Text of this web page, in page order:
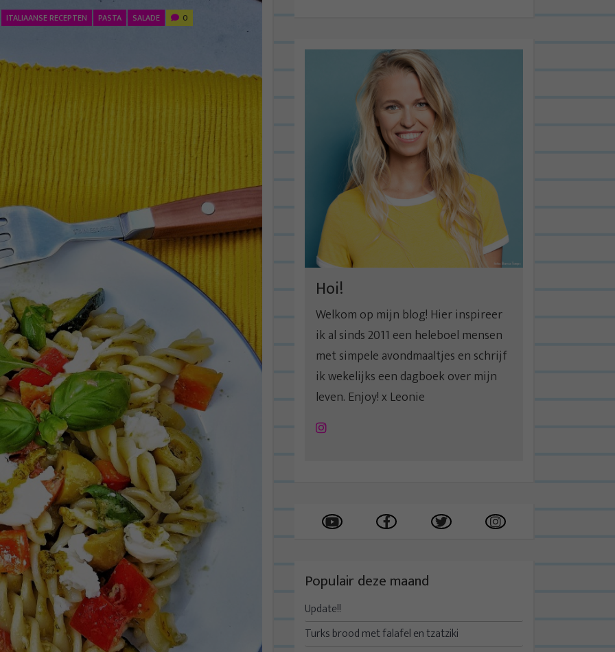
ITALIAANSE RECEPTEN PASTA SALADE 0
Hoi!
Welkom op mijn blog! Hier inspireer
ik al sinds 2011 een heleboel mensen
met simpele avondmaaltjes en schrijf
ik wekelijks een dagboek over mijn
leven. Enjoy! x Leonie
Instagram
Populair deze maand
Update!!
Turks brood met falafel en tzatziki